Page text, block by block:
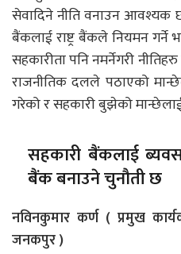
सेवादिने नीति वनाउन
बैंकलाई राष्ट्र बैंकले नियमन गर्ने
सहकारीता पनि नमर्नेगरी
राजनीतिक दलले पठाएको
गरेको र सहकारी बुझेको
सहकारी बैंकलाई
बैंक बनाउने चुनौती छ
नविनकुमार कर्ण ( प्रमुख
जनकपुर )